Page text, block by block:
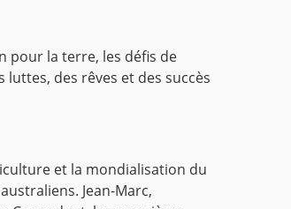
pour la terre, les défis de
des rêves et des succès
et la mondialisation du
Jean-Marc,